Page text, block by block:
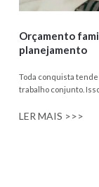
Orçamento
planejamento
Toda conquista
trabalho conjunto.
LER MAIS >>>